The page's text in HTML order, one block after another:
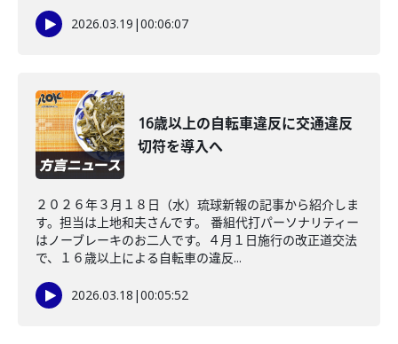
2026.03.19 |00:06:07
16歳以上の自転車違反に交通違反
切符を導入へ
２０２６年３月１８日（水）琉球新報の記事から紹介しま
す。担当は上地和夫さんです。 番組代打パーソナリティー
はノーブレーキのお二人です。４月１日施行の改正道交法
で、１６歳以上による自転車の違反...
2026.03.18 |00:05:52